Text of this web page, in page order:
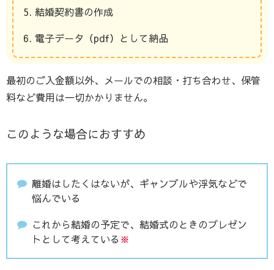
結婚契約書の作成
電子データ（pdf）として納品
最初のご入金額以外、メールでの相談・打ち合わせ、保管
料など費用は一切かかりません。
このような場合におすすめ
離婚はしたくはないが、ギャンブルや浮気などで
悩んでいる
これから結婚の予定で、結婚式のときのプレゼン
トとして考えている ※